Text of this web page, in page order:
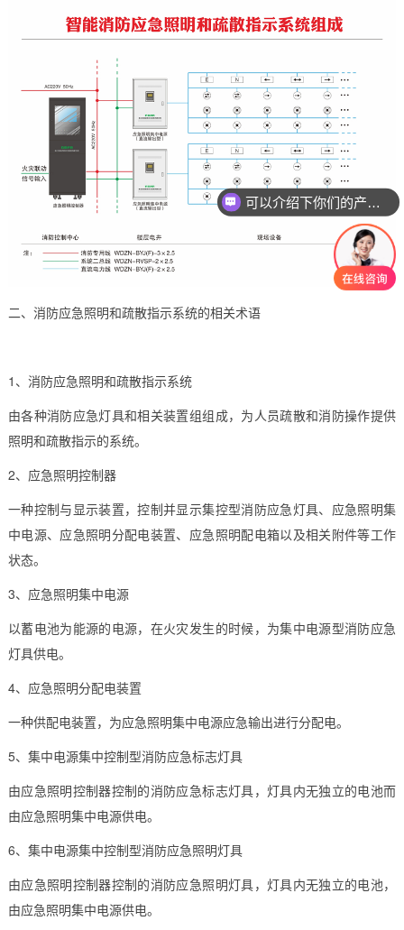
二、消防应急照明和疏散指示系统的相关术语
1、消防应急照明和疏散指示系统
由各种消防应急灯具和相关装置组组成，为人员疏散和消防操作提供
照明和疏散指示的系统。
2、应急照明控制器
一种控制与显示装置，控制并显示集控型消防应急灯具、应急照明集
中电源、应急照明分配电装置、应急照明配电箱以及相关附件等工作
状态。
3、应急照明集中电源
以蓄电池为能源的电源，在火灾发生的时候，为集中电源型消防应急
灯具供电。
4、应急照明分配电装置
一种供配电装置，为应急照明集中电源应急输出进行分配电。
5、集中电源集中控制型消防应急标志灯具
由应急照明控制器控制的消防应急标志灯具，灯具内无独立的电池而
由应急照明集中电源供电。
6、集中电源集中控制型消防应急照明灯具
由应急照明控制器控制的消防应急照明灯具，灯具内无独立的电池，
由应急照明集中电源供电。